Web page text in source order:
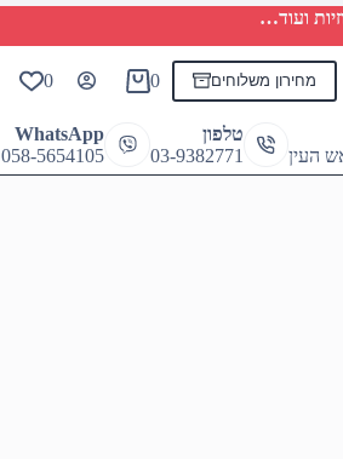
ועוד…
מחירון משלוחים
Shopping
0
0
טלפון
03-9382771
WhatsApp
058-5654105